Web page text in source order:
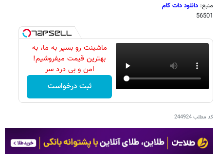
منبع: دانلود دات کام
56501
ماشینت رو بسپر به ما، به
بهترین قیمت میفروشیم!
امن و بی درد سر
ثبت درخواست
کد مطلب244924